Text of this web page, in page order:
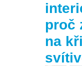
proč
na